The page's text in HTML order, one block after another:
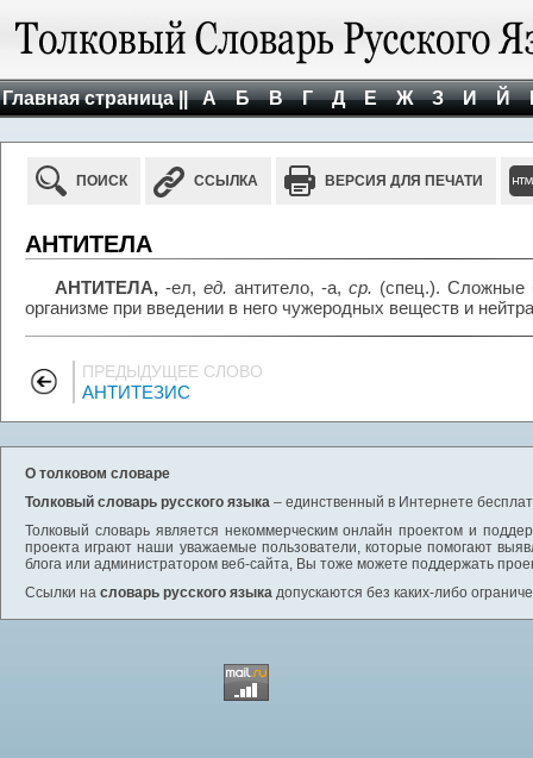
Главная страница || А Б В Г Д Е Ж З И Й
ПОИСК ССЫЛКА ВЕРСИЯ ДЛЯ ПЕЧАТИ
АНТИТЕЛА
АНТИТЕЛА, -ел, ед. антитело, -а, ср. (спец.). Сложные
организме при введении в него чужеродных веществ и
ПРЕДЫДУЩЕЕ СЛОВО
АНТИТЕЗИС
О толковом словаре
Толковый словарь русского языка – единственный в Интернете
Толковый словарь является некоммерческим онлайн проектом и
проекта играют наши уважаемые пользователи, которые помогают
блога или администратором веб-сайта, Вы тоже можете поддержать
Ссылки на словарь русского языка допускаются без каких-либо